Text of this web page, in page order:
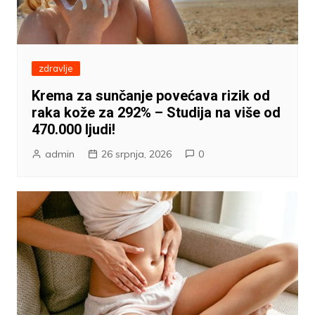
zdravlje
Krema za sunčanje povećava rizik od
raka kože za 292% – Studija na više od
470.000 ljudi!
admin 26 srpnja, 2026 0